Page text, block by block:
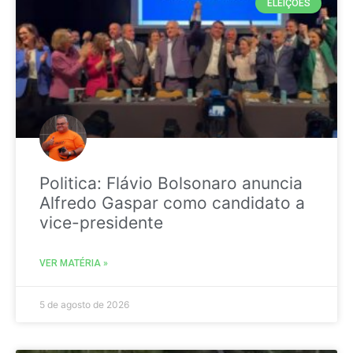
ELEIÇÕES
Politica: Flávio Bolsonaro anuncia
Alfredo Gaspar como candidato a
vice-presidente
VER MATÉRIA »
5 de agosto de 2026